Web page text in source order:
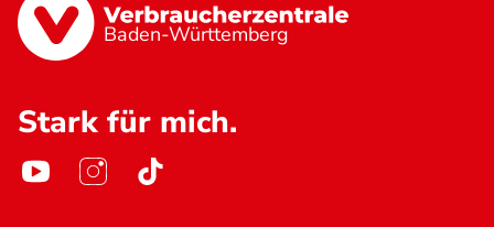
Baden-Württemberg
Stark für mich.